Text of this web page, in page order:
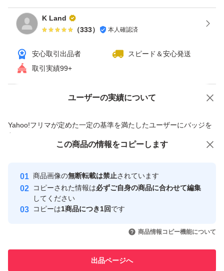
第441120001467号
ブランド：任天堂 Nintendo Switch
セット内容：本体のみ
Nintendo Switch 有機ELモデル ネオンブルー ネオンレッ
K Land
（333） 本人確認済
安心取引出品者
スピード＆安心発送
取引実績99+
ユーザーの実績について
Yahoo!フリマが定めた一定の基準を満たしたユーザーにバッジを
付与しています
安心取引出品者
心・安全なユーザーです
取引実績
引を完了させた実績があります
での取引実績があります
価格の相談 商品への質問
この商品の情報をコピーします
商品画像の無断転載は禁止されています
コピーされた情報は必ずご自身の商品に合わせて編集
してください
コピーは1商品につき1回です
商品情報コピー機能について
出品ページへ
この商品をみている人にオススメ